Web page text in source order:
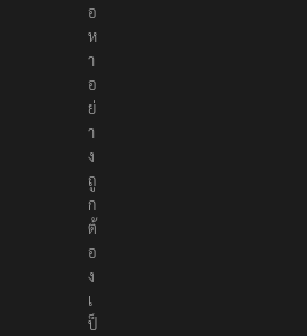
ห
า
อ
ย่
า
ง
ถู
ก
ต้
อ
ง
เ
ป็
น